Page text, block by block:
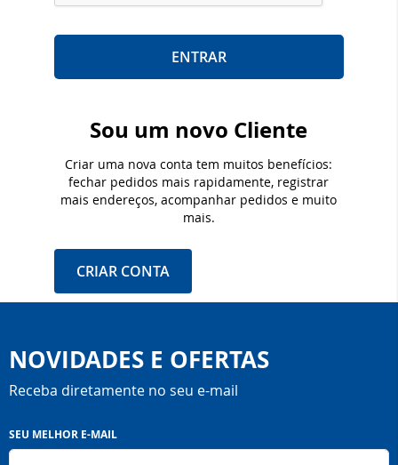
ENTRAR
Sou um novo Cliente
Criar uma nova conta tem muitos benefícios:
fechar pedidos mais rapidamente, registrar
mais endereços, acompanhar pedidos e muito
mais.
CRIAR CONTA
NOVIDADES E OFERTAS
Receba diretamente no seu e-mail
Inscreva-
se
SEU MELHOR E-MAIL